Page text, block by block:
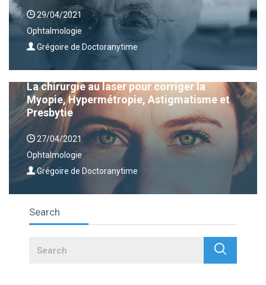
29/04/2021
Ophtalmologie
Grégoire de Doctoranytime
La chirurgie au laser pour corriger la
Myopie, Hypermétropie, Astigmatisme et
Presbytie
27/04/2021
Ophtalmologie
Grégoire de Doctoranytime
Search
Search